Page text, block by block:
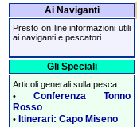
Ai Naviganti
Presto on line informazioni utili
ai naviganti e pescatori
Gli Speciali
Articoli generali sulla pesca
• Conferenza Tonno
Rosso
• Itinerari: Capo Miseno